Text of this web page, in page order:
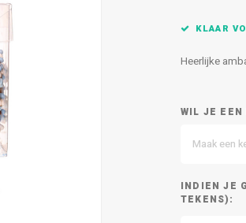
KLAAR
Heerlijke
WIL JE
Maak een
INDIEN JE
TEKENS):